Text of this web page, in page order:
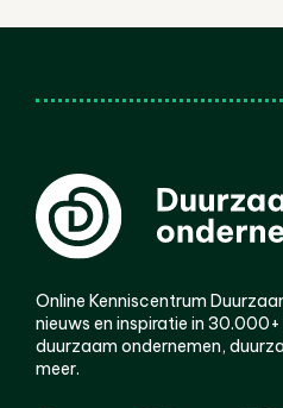
Online Kenniscentrum
nieuws en inspiratie in
duurzaam ondernemen,
meer.